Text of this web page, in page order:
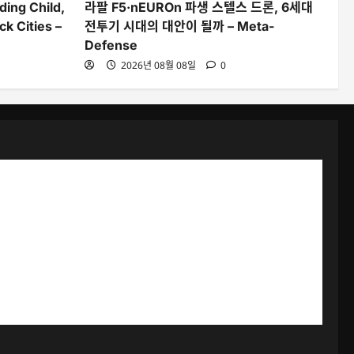
Child,
Cities –
라팔 F5·nEUROn 파생 스텔스 드론, 6세대
전투기 시대의 대안이 될까 – Meta-
Defense
2026년 08월 08일 0